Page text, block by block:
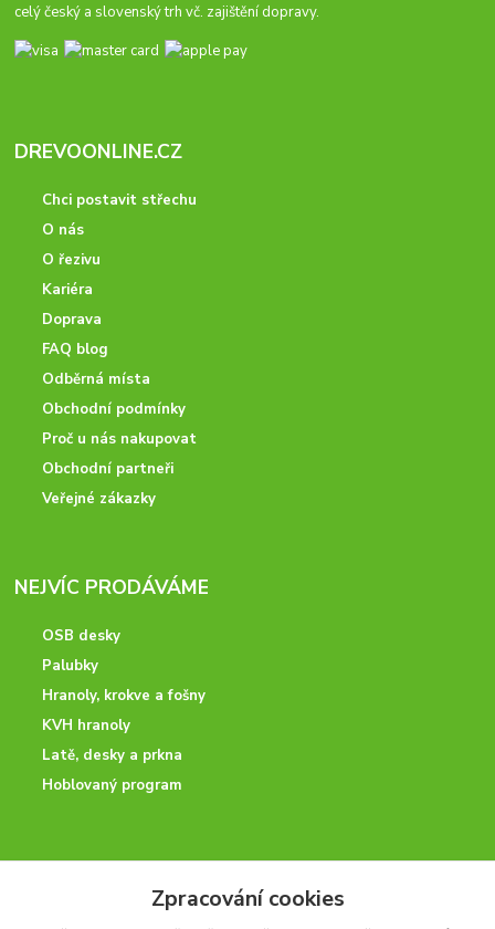
celý český a slovenský trh vč. zajištění dopravy.
DREVOONLINE.CZ
Chci postavit střechu
O nás
O řezivu
Kariéra
Doprava
FAQ blog
Odběrná místa
Obchodní podmínky
Proč u nás nakupovat
Obchodní partneři
Veřejné zákazky
NEJVÍC PRODÁVÁME
OSB desky
Palubky
Hranoly, krokve a fošny
KVH hranoly
Latě, desky a prkna
Hoblovaný program
Potřebujete poradit? Neváhejte nás kontaktovat.
Zpracování cookies